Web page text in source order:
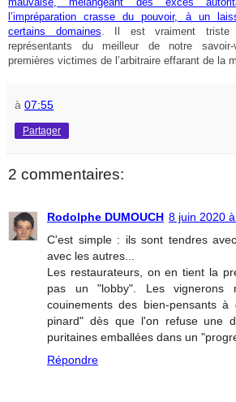
l’impréparation crasse du pouvoir, à un
certains domaines. Il est vraiment triste
représentants du meilleur de notre
premières victimes de l’arbitraire effarant de la
à 07:55
Partager
2 commentaires:
Rodolphe DUMOUCH 8 juin 2020
C'est simple : ils sont tendres
avec les autres...
Les restaurateurs, on en tient la
pas un "lobby". Les vignerons
couinements des bien-pensants
pinard" dès que l'on refuse une
puritaines emballées dans un
Répondre